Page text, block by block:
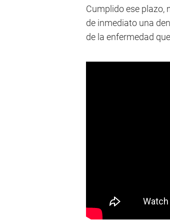
Cumplido ese plazo,
de inmediato una
de la enfermedad